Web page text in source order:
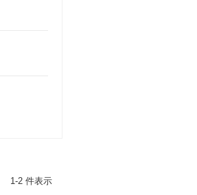
1-2 件表示